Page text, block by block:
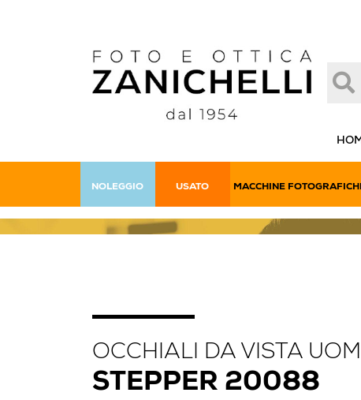
NOLEGGIO USATO MACCHINE
OCCHIALI DA VISTA
STEPPER 20088